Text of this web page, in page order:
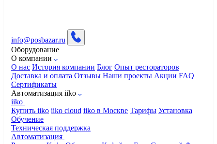
info@posbazar.ru
Оборудование
О компании
О нас История компании Блог Опыт рестораторов
Доставка и оплата Отзывы Наши проекты Акции FAQ
Сертификаты
Автоматизация iiko
iiko
Купить iiko iiko cloud iiko в Москве Тарифы Установка
Обучение
Техническая поддержка
Автоматизация